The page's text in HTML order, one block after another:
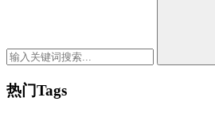
热门Tags